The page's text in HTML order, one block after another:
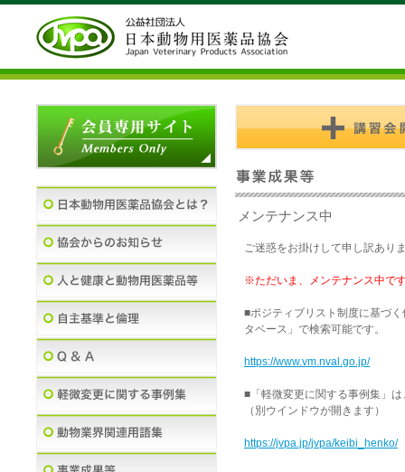
メンテナンス中
ご迷惑をお掛けして申し訳あり
※ただいま、メンテナンス中で
■ポジティブリスト制度に基づ
タベース」で検索可能です。
https://www.vm.nval.go.jp/
■「軽微変更に関する事例集」
（別ウインドウが開きます）
https://jvpa.jp/jvpa/keibi_henko/